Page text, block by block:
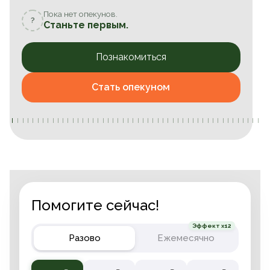
?
Пока нет опекунов.
Станьте первым.
Познакомиться
Стать опекуном
Помогите сейчас!
Разово Ежемесячно
Эффект x12